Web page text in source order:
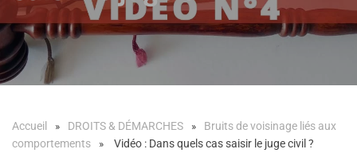
Accueil DROITS & DÉMARCHES
Bruits de voisinage liés aux
comportements
Vidéo : Dans quels cas saisir le juge civil ?